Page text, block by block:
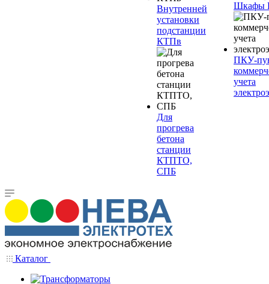
Внутренней
установки
подстанции
КТПв
Для
прогрева
бетона
станции
КТПТО,
СПБ
Шкафы
ПКУ-
учета
Каталог